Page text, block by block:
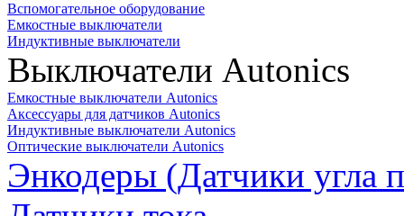
Вспомогательное оборудование
Емкостные выключатели
Индуктивные выключатели
Выключатели Autonics
Емкостные выключатели Autonics
Аксессуары для датчиков Autonics
Индуктивные выключатели Autonics
Оптические выключатели Autonics
Энкодеры (Датчики угла